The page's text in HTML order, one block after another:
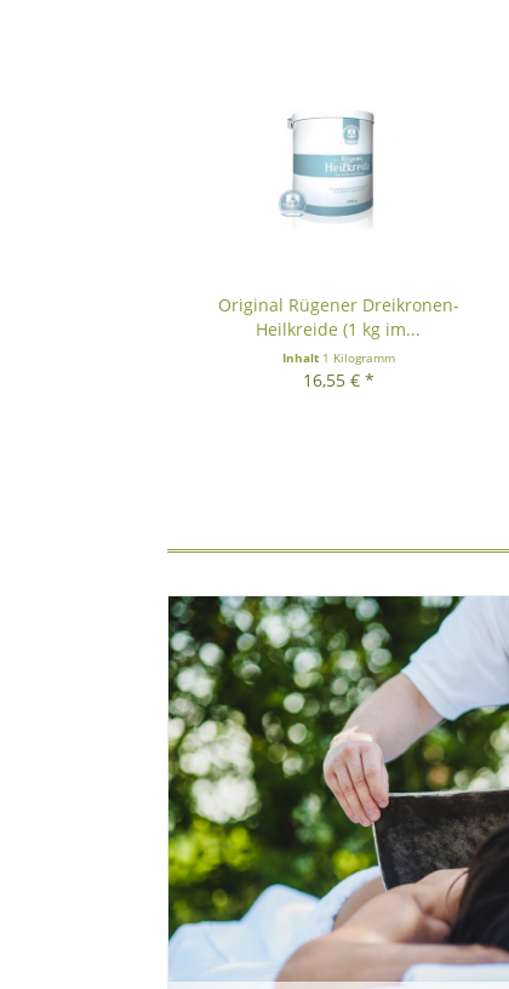
Original Rügener Dreikronen-
Heilkreide (1 kg im...
Inhalt 1 Kilogramm
16,55 € *